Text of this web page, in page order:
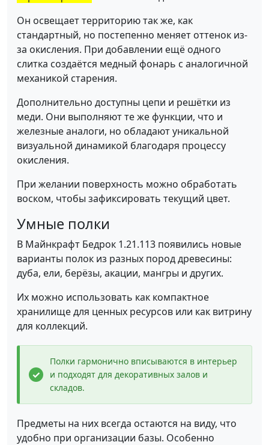
Он освещает территорию так же, как
стандартный, но постепенно меняет оттенок из-
за окисления. При добавлении ещё одного
слитка создаётся медный фонарь с аналогичной
механикой старения.
Дополнительно доступны цепи и решётки из
меди. Они выполняют те же функции, что и
железные аналоги, но обладают уникальной
визуальной динамикой благодаря процессу
окисления.
При желании поверхность можно обработать
воском, чтобы зафиксировать текущий цвет.
Умные полки
В Майнкрафт Бедрок 1.21.113 появились новые
варианты полок из разных пород древесины:
дуба, ели, берёзы, акации, мангры и других.
Их можно использовать как компактное
хранилище для ценных ресурсов или как витрину
для коллекций.
Полки гармонично вписываются в интерьер
и подходят для декоративных залов и
складов.
Предметы на них всегда остаются на виду, что
удобно при организации базы. Особенно